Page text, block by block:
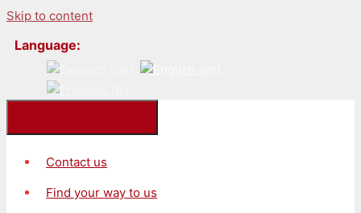
Skip to content
Language:
Contact us
Find your way to us